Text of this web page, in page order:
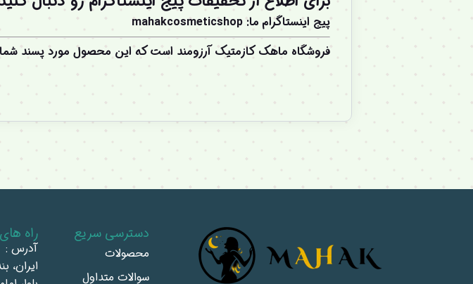
پیج اینستاگرام ما:
mahakcosmeticshop
فروشگاه ماهک کازمتیک آرزومند است که این محصول مورد پسند
دسترسی سریع
محصولات
سوالات متداول
راه
آدرس :
ايران،